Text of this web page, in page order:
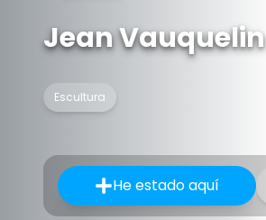
Jean Vauquelin
Escultura
He estado aquí